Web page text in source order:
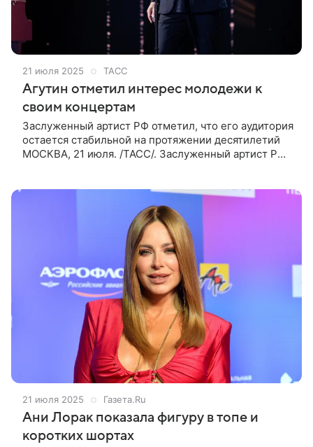
21 июля 2025 ТАСС
Агутин отметил интерес молодежи к
своим концертам
Заслуженный артист РФ отметил, что его аудитория
остается стабильной на протяжении десятилетий
МОСКВА, 21 июля. /ТАСС/. Заслуженный артист РФ
21 июля 2025 Газета.Ru
Ани Лорак показала фигуру в топе и
коротких шортах